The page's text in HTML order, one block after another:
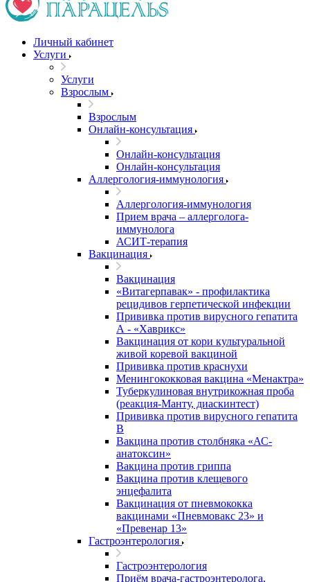
Личный кабинет
Услуги
Услуги
Взрослым
Взрослым
Онлайн-консультация
Онлайн-консультация
Онлайн-консультация
Аллергология-иммунология
Аллергология-иммунология
Прием врача – аллерголога-
иммунолога
АСИТ-терапия
Вакцинация
Вакцинация
«Витагерпавак» - профилактика
рецидивов герпетической инфекции
Прививка против вирусного гепатита
А - «Хаврикс»
Вакцинация от кори культуральной
живой коревой вакциной
Прививка против краснухи
Менингококковая вакцина «Менактра»
Туберкулиновая внутрикожная проба
(реакция-Манту, диаскинтест)
Прививка против вирусного гепатита
В
Вакцина против столбняка «АС-
анатоксин»
Вакцина против гриппа
Вакцина против клещевого
энцефалита
Вакцинация от пневмококка
вакцинами «Пневмовакс 23» и
«Превенар 13»
Гастроэнтерология
Гастроэнтерология
Приём врача-гастроэнтеролога,